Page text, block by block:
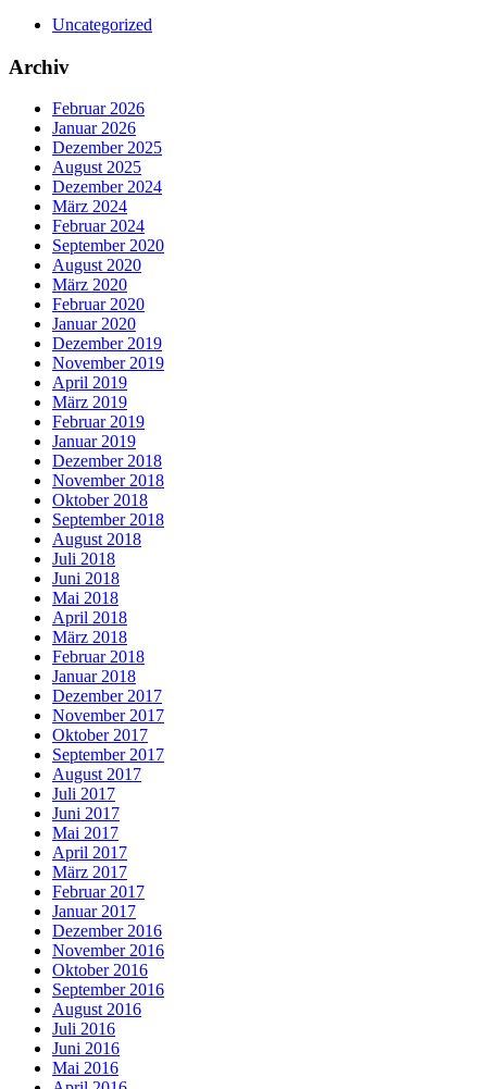
Uncategorized
Archiv
Februar 2026
Januar 2026
Dezember 2025
August 2025
Dezember 2024
März 2024
Februar 2024
September 2020
August 2020
März 2020
Februar 2020
Januar 2020
Dezember 2019
November 2019
April 2019
März 2019
Februar 2019
Januar 2019
Dezember 2018
November 2018
Oktober 2018
September 2018
August 2018
Juli 2018
Juni 2018
Mai 2018
April 2018
März 2018
Februar 2018
Januar 2018
Dezember 2017
November 2017
Oktober 2017
September 2017
August 2017
Juli 2017
Juni 2017
Mai 2017
April 2017
März 2017
Februar 2017
Januar 2017
Dezember 2016
November 2016
Oktober 2016
September 2016
August 2016
Juli 2016
Juni 2016
Mai 2016